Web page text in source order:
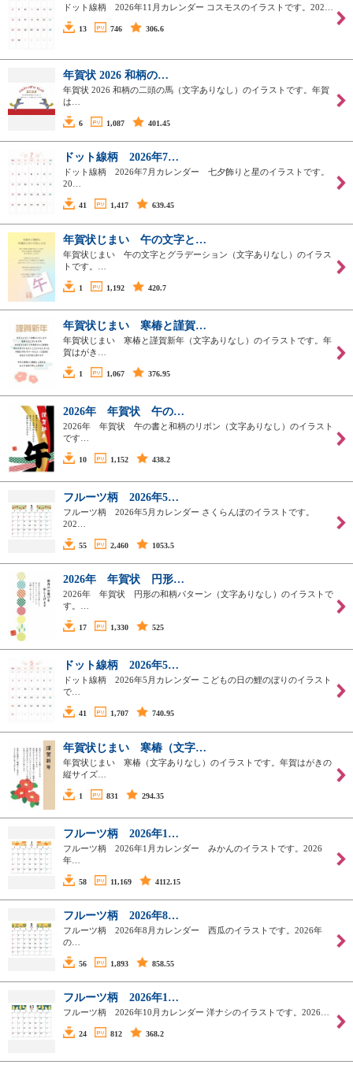
ドット線柄 2026年11月カレンダー コスモスのイラストです。202…
13 746 306.6
年賀状 2026 和柄の…
年賀状 2026 和柄の二頭の馬（文字ありなし）のイラストです。年賀
は…
6 1,087 401.45
ドット線柄 2026年7…
ドット線柄 2026年7月カレンダー 七夕飾りと星のイラストです。
20…
41 1,417 639.45
年賀状じまい 午の文字と…
年賀状じまい 午の文字とグラデーション（文字ありなし）のイラス
トです。…
1 1,192 420.7
年賀状じまい 寒椿と謹賀…
年賀状じまい 寒椿と謹賀新年（文字ありなし）のイラストです。年
賀はがき…
1 1,067 376.95
2026年 年賀状 午の…
2026年 年賀状 午の書と和柄のリボン（文字ありなし）のイラスト
です…
10 1,152 438.2
フルーツ柄 2026年5…
フルーツ柄 2026年5月カレンダー さくらんぼのイラストです。
202…
55 2,460 1053.5
2026年 年賀状 円形…
2026年 年賀状 円形の和柄パターン（文字ありなし）のイラストで
す。…
17 1,330 525
ドット線柄 2026年5…
ドット線柄 2026年5月カレンダー こどもの日の鯉のぼりのイラスト
で…
41 1,707 740.95
年賀状じまい 寒椿（文字…
年賀状じまい 寒椿（文字ありなし）のイラストです。年賀はがきの
縦サイズ…
1 831 294.35
フルーツ柄 2026年1…
フルーツ柄 2026年1月カレンダー みかんのイラストです。2026
年…
58 11,169 4112.15
フルーツ柄 2026年8…
フルーツ柄 2026年8月カレンダー 西瓜のイラストです。2026年
の…
56 1,893 858.55
フルーツ柄 2026年1…
フルーツ柄 2026年10月カレンダー 洋ナシのイラストです。2026…
24 812 368.2